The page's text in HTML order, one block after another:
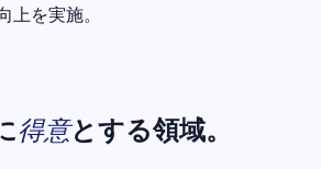
上を実施。
得意とする領域。